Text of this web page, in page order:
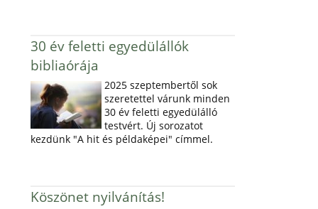
30 év feletti egyedülállók
bibliaórája
2025 szeptembertől sok
szeretettel várunk minden
30 év feletti egyedülálló
testvért. Új sorozatot
kezdünk "A hit és példaképei" címmel.
Köszönet nyilvánítás!